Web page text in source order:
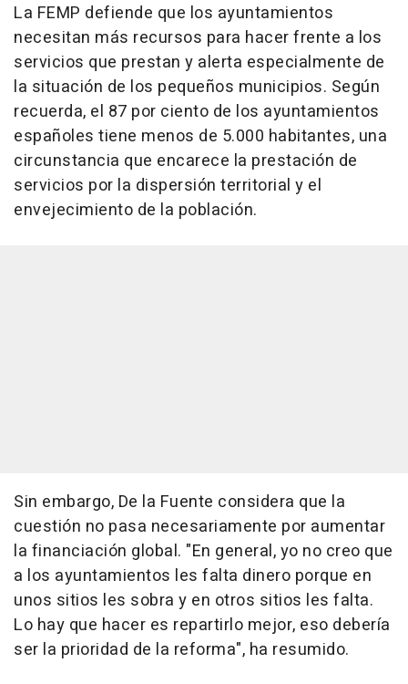
La FEMP defiende que los ayuntamientos
necesitan más recursos para hacer frente a los
servicios que prestan y alerta especialmente de
la situación de los pequeños municipios. Según
recuerda, el 87 por ciento de los ayuntamientos
españoles tiene menos de 5.000 habitantes, una
circunstancia que encarece la prestación de
servicios por la dispersión territorial y el
envejecimiento de la población.
Sin embargo, De la Fuente considera que la
cuestión no pasa necesariamente por aumentar
la financiación global. "En general, yo no creo que
a los ayuntamientos les falta dinero porque en
unos sitios les sobra y en otros sitios les falta.
Lo hay que hacer es repartirlo mejor, eso debería
ser la prioridad de la reforma", ha resumido.